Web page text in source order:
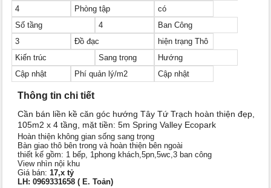
4
Phòng tập
có
Số tầng
4
Ban Công
3
Đồ đạc
hiện trạng Thô
Kiến trúc
Sang trọng
Hướng
Cập nhật
Phí quản lý/m2 Cập nhật
Thông tin chi tiết
Cần bán liền kề căn góc hướng Tây Tứ Trạch hoàn thiện đẹp,
105m2 x 4 tầng, mặt tiền: 5m Spring Valley Ecopark
Hoàn thiện không gian sống sang trọng
Bàn giao thô bên trong và hoàn thiện bên ngoài
thiết kế gồm: 1 bếp, 1phong khách,5pn,5wc,3 ban công
View nhìn nội khu
Giá bán: 17,x tỷ
LH: 0969331658 ( E. Toản)